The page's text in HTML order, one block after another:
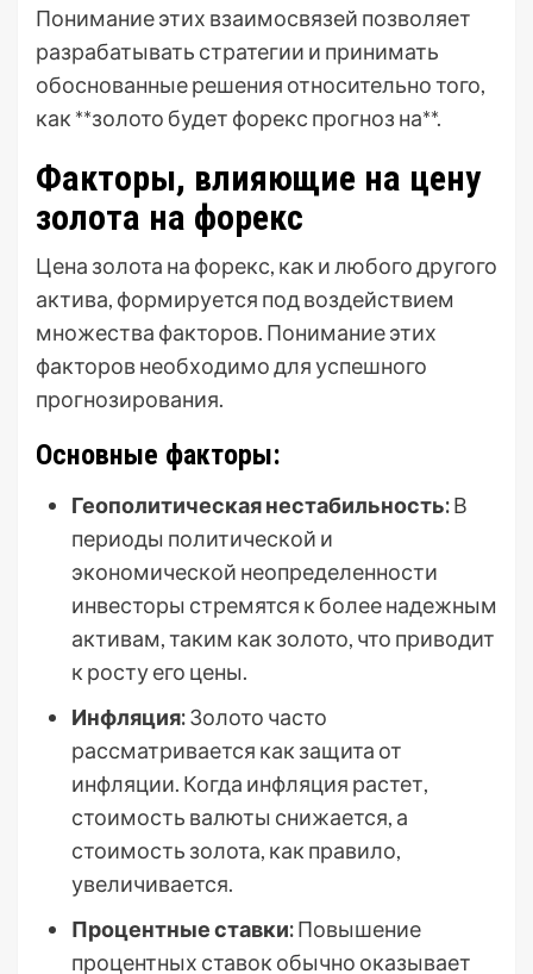
Понимание этих взаимосвязей позволяет
разрабатывать стратегии и принимать
обоснованные решения относительно того,
как **золото будет форекс прогноз на**.
Факторы, влияющие на цену
золота на форекс
Цена золота на форекс, как и любого другого
актива, формируется под воздействием
множества факторов. Понимание этих
факторов необходимо для успешного
прогнозирования.
Основные факторы:
Геополитическая нестабильность:В
периоды политической и
экономической неопределенности
инвесторы стремятся к более надежным
активам, таким как золото, что приводит
к росту его цены.
Инфляция:Золото часто
рассматривается как защита от
инфляции. Когда инфляция растет,
стоимость валюты снижается, а
стоимость золота, как правило,
увеличивается.
Процентные ставки:Повышение
процентных ставок обычно оказывает